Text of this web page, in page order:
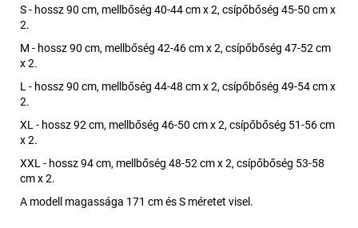
S - hossz 90 cm, mellbőség 40-44 cm x 2, csípőbőség 45-50 cm x
2.
M - hossz 90 cm, mellbőség 42-46 cm x 2, csípőbőség 47-52 cm
x 2.
L - hossz 90 cm, mellbőség 44-48 cm x 2, csípőbőség 49-54 cm x
2.
XL - hossz 92 cm, mellbőség 46-50 cm x 2, csípőbőség 51-56 cm
x 2.
XXL - hossz 94 cm, mellbőség 48-52 cm x 2, csípőbőség 53-58
cm x 2.
A modell magassága 171 cm és S méretet visel.